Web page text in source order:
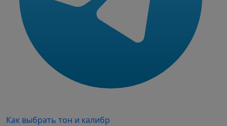
Как выбрать тон и калибр